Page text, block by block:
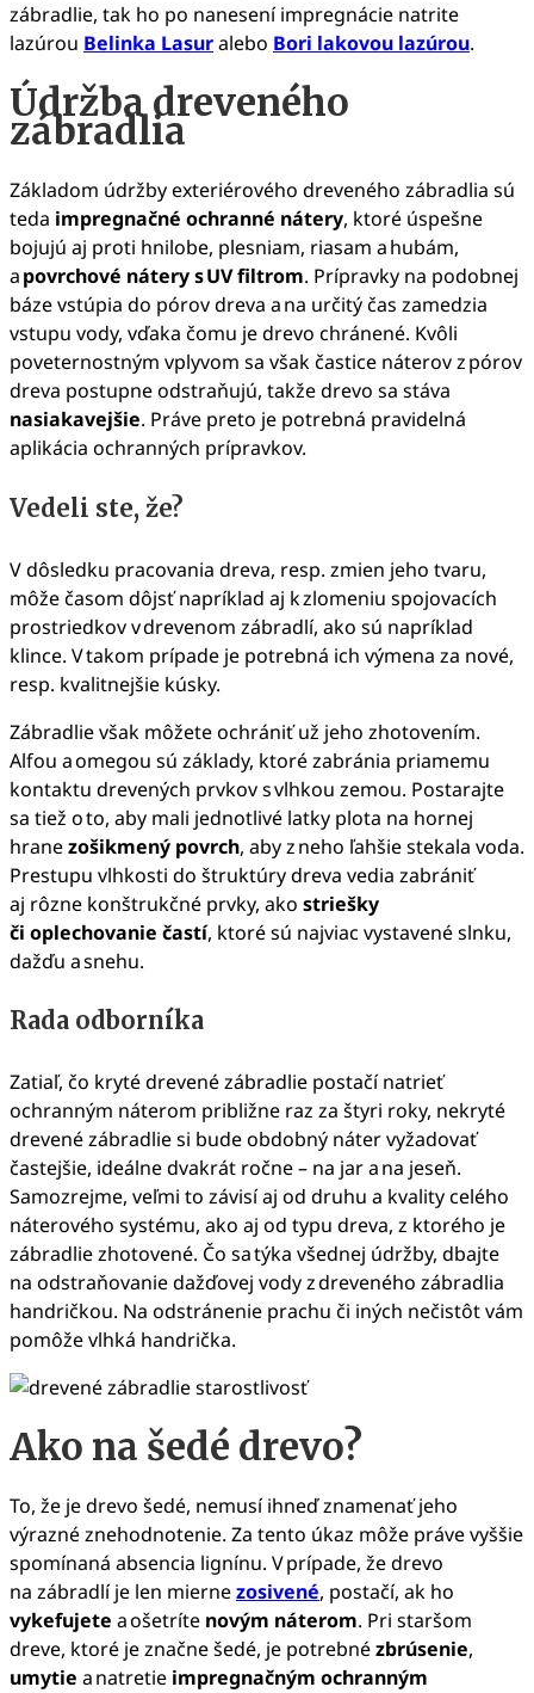
zábradlie, tak ho po nanesení impregnácie natrite
lazúrou Belinka Lasuralebo Bori lakovou lazúrou.
Údržba dreveného
zábradlia
Základom údržby exteriérového dreveného zábradlia sú
teda impregnačné ochranné nátery, ktoré úspešne
bojujú aj proti hnilobe, plesniam, riasam a hubám,
apovrchové nátery s UV filtrom. Prípravky na podobnej
báze vstúpia do pórov dreva a na určitý čas zamedzia
vstupu vody, vďaka čomu je drevo chránené. Kvôli
poveternostným vplyvom sa však častice náterov z pórov
dreva postupne odstraňujú, takže drevo sa stáva
nasiakavejšie. Práve preto je potrebná pravidelná
aplikácia ochranných prípravkov.
Vedeli ste, že?
V dôsledku pracovania dreva, resp. zmien jeho tvaru,
môže časom dôjsť napríklad aj k zlomeniu spojovacích
prostriedkov v drevenom zábradlí, ako sú napríklad
klince. V takom prípade je potrebná ich výmena za nové,
resp. kvalitnejšie kúsky.
Zábradlie však môžete ochrániť už jeho zhotovením.
Alfou a omegou sú základy, ktoré zabránia priamemu
kontaktu drevených prvkov s vlhkou zemou. Postarajte
sa tiež o to, aby mali jednotlivé latky plota na hornej
hranezošikmený povrch, aby z neho ľahšie stekala voda.
Prestupu vlhkosti do štruktúry dreva vedia zabrániť
aj rôzne konštrukčné prvky, ako striešky
či oplechovanie častí, ktoré sú najviac vystavené slnku,
dažďu a snehu.
Rada odborníka
Zatiaľ, čo kryté drevené zábradlie postačí natrieť
ochranným náterom približne raz za štyri roky, nekryté
drevené zábradlie si bude obdobný náter vyžadovať
častejšie, ideálne dvakrát ročne – na jar a na jeseň.
Samozrejme, veľmi to závisí aj od druhu a kvality celého
náterového systému, ako aj od typu dreva, z ktorého je
zábradlie zhotovené. Čo sa týka všednej údržby, dbajte
na odstraňovanie dažďovej vody z dreveného zábradlia
handričkou. Na odstránenie prachu či iných nečistôt vám
pomôže vlhká handrička.
Ako na šedé drevo?
To, že je drevo šedé, nemusí ihneď znamenať jeho
výrazné znehodnotenie. Za tento úkaz môže práve vyššie
spomínaná absencia lignínu. V prípade, že drevo
na zábradlí je len miernezosivené, postačí, ak ho
vykefujete a ošetríte novým náterom. Pri staršom
dreve, ktoré je značne šedé, je potrebnézbrúsenie,
umytie a natretie impregnačným ochranným